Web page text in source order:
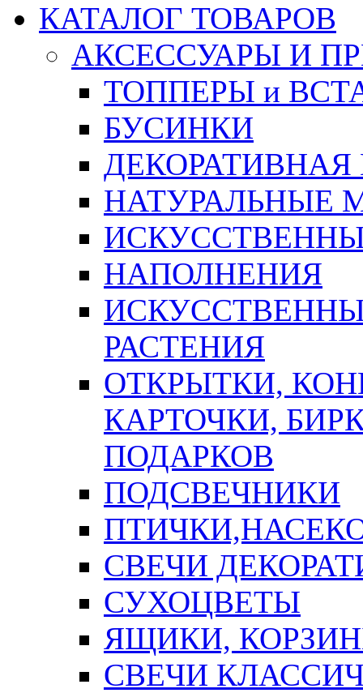
КАТАЛОГ ТОВАРОВ
АКСЕССУАРЫ И
ТОППЕРЫ и
БУСИНКИ
ДЕКОРАТИВНАЯ
НАТУРАЛЬНЫЕ
НАПОЛНЕНИЯ
РАСТЕНИЯ
ОТКРЫТКИ,
КАРТОЧКИ,
ПОДАРКОВ
ПОДСВЕЧНИКИ
СВЕЧИ
СУХОЦВЕТЫ
ЯЩИКИ,
СВЕЧИ